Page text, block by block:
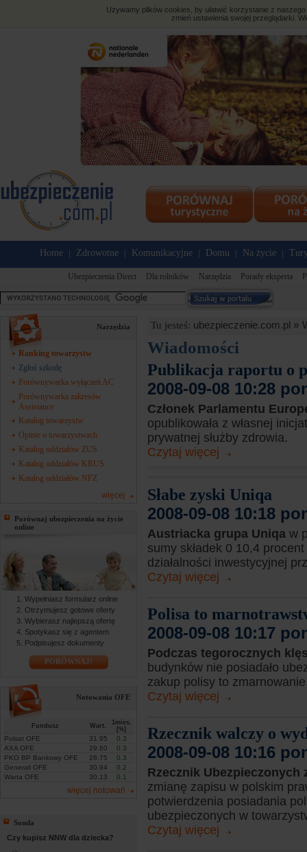
Używamy plików cookies, by ułatwić korzystanie z
zmień ustawienia swojej przeglądarki.
Home Zdrowotne Komunikacyjne Domu Na życie
Ubezpieczenia Direct Dla rolników Narzędzia Porady eksperta
Narzędzia
Ranking towarzystw
Zgłoś szkodę
Porównywarka wyłączeń AC
Porównywarka zakresów
Assistance
Katalog towarzystw
Opinie o towarzystwach
Katalog oddziałów ZUS
Katalog oddziałów KRUS
Katalog oddziałów NFZ
więcej
Porównaj ubezpieczenia na życie
online
Wypełniasz formularz online
Otrzymujesz gotowe oferty
Wybierasz najlepszą ofertę
Spotykasz się z agentem
Podpisujesz dokumenty
PORÓWNAJ!
Notowania OFE
Fundusz Wart.
1mies.
[%]
Polsat OFE 31.95
0.3
AXA OFE
29.60
0.3
PKO BP Bankowy OFE
28.75
0.3
Generali OFE
30.94
0.2
Warta OFE
30.13 0.1
więcej notowań
Sonda
Czy kupisz NNW dla dziecka?
Tu jesteś: ubezpieczenie.com.pl »
Wiadomości
Publikacja raportu o
2008-09-08 10:28
Członek Parlamentu
opublikowała z własnej
prywatnej służby zdrowia.
Czytaj więcej
Słabe zyski Uniqa
2008-09-08 10:18
Austriacka grupa Uniqa w
sumy składek 0 10,4
działalności inwestycyjnej
Czytaj więcej
Polisa to
2008-09-08 10:17
Podczas tegorocznych
budynków nie posiadało
zakup polisy to
Czytaj więcej
Rzecznik walczy o
2008-09-08 10:16
Rzecznik
zmianę zapisu w polskim
potwierdzenia posiadania
ubezpieczonych w
Czytaj więcej